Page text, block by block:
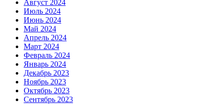
Август 2024
Июль 2024
Июнь 2024
Май 2024
Апрель 2024
Март 2024
Февраль 2024
Январь 2024
Декабрь 2023
Ноябрь 2023
Октябрь 2023
Сентябрь 2023